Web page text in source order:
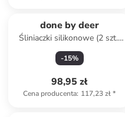
done by deer
Śliniaczki silikonowe (2 szt.)
"Elphee" w kolorze niebieskim
-15%
98,95 zł
Cena producenta: 117,23 zł*